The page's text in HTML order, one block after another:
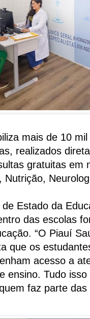
mais de 10
realizados
gratuitas em
Nutrição,
Estado da
das escolas
“O Piauí
que os
acesso a
ensino. Tudo
faz parte